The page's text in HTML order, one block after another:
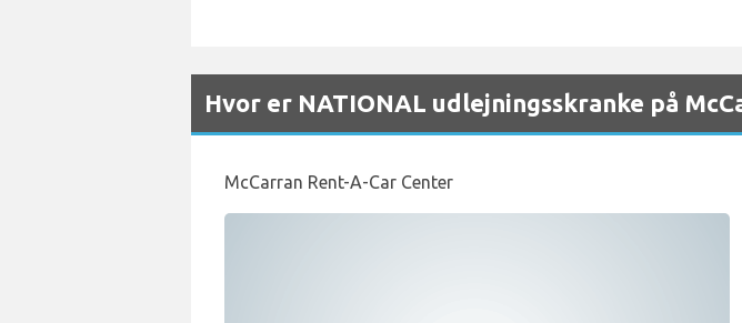
Hvor er NATIONAL udlejningsskranke på
McCarran Rent-A-Car Center